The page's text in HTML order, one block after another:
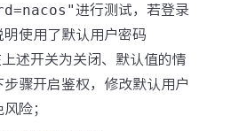
进行测试，若登录
明使用了默认用户密码
述开关为关闭、默认值的情
骤开启鉴权，修改默认用户
险；